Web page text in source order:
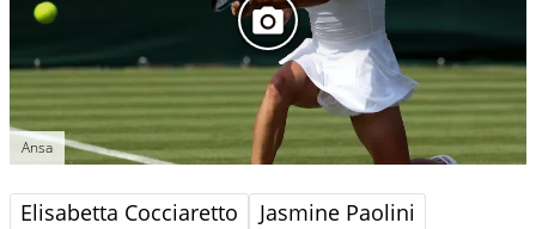
Ansa
Elisabetta Cocciaretto
Jasmine Paolini